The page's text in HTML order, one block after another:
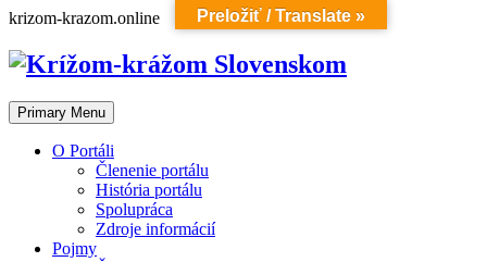
Skip
content
krizom-krazom.online
Primary Menu
O Portáli
Členenie portálu
História portálu
Spolupráca
Zdroje informácií
Pojmy
Preložiť / Translate »